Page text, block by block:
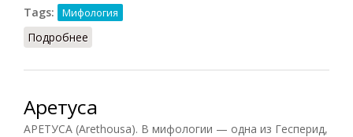
Tags:
Мифология
Подробнее
Аретуса
АРЕТУСА (Arethousa). В мифологии — одна из Гесперид,